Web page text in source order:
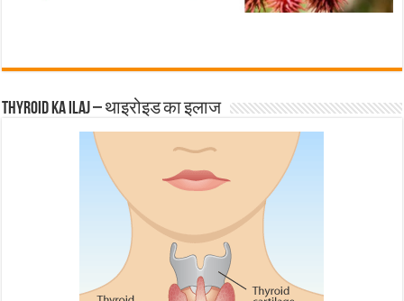
Thyroid ka ilaj – थाइरोइड का इलाज